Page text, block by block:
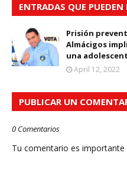
ENTRADAS QUE PUEDEN
Prisión
Almácigos
una
April 12, 2022
PUBLICAR UN
0 Comentarios
Tu comentario es importante